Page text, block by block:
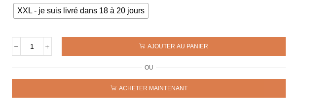
XXL - je suis livré dans 18 à 20 jours
quantité
rétro
MADRID
AJOUTER AU PANIER
OU
ACHETER MAINTENANT